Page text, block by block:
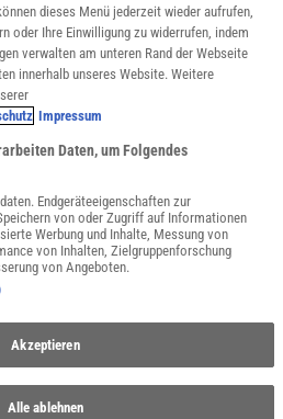
dieses Menü jederzeit wieder aufrufen,
oder Ihre Einwilligung zu widerrufen, indem
verwalten am unteren Rand der Webseite
innerhalb unseres Website. Weitere
Impressum
Daten, um Folgendes
Endgeräteeigenschaften zur
von oder Zugriff auf Informationen
Werbung und Inhalte, Messung von
von Inhalten, Zielgruppenforschung
von Angeboten.
Akzeptieren
Alle ablehnen